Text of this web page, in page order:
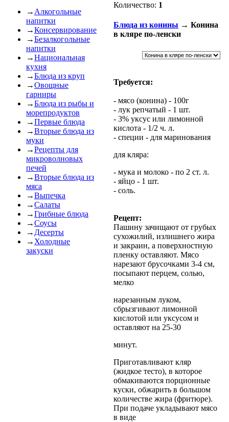
→ Алкогольные
напитки
→Консервирование
→Безалкогольные
напитки
→Национальная
кухня
→Блюда из круп
→Овощные
гарниры
→Блюда из рыбы и
морепродуктов
→Первые блюда
→Вторые блюда из
муки
→Рецепты для
микроволновых
печей
→Вторые блюда из
мяса
→Выпечка
→Салаты
→Грибные блюда
→Соусы
→ Десерты
→ Холодные
закуски
Количество: 1
Блюда из конины → Конина
в кляре по-ленски
Требуется:
- мясо (конина) - 100г
- лук репчатый - 1 шт.
- 3% уксус или лимонной
кислота - 1/2 ч. л.
- специи - для маринования
для кляра:
- мука и молоко - по 2 ст. л.
- яйцо - 1 шт.
- соль.
Рецепт:
Пашину зачищают от грубых
сухожилий, излишнего жира
и закраин, а поверхностную
пленку оставляют. Мясо
нарезают брусочками 3-4 см,
посыпают перцем, солью,
мелко
нарезанным луком,
сбрызгивают лимонной
кислотой или уксусом и
оставляют на 25-30
минут.
Приготавливают кляр
(жидкое тесто), в которое
обмакиваются порционные
куски, обжарить в большом
количестве жира (фритюре).
При подаче укладывают мясо
в виде